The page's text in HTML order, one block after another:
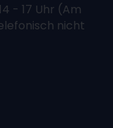
- 17 Uhr (Am
nicht